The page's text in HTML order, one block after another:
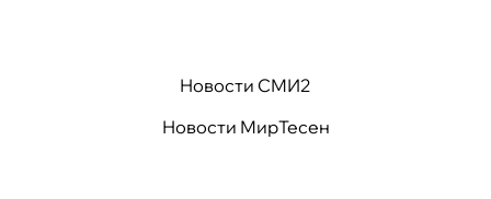
Новости СМИ2
Новости МирТесен